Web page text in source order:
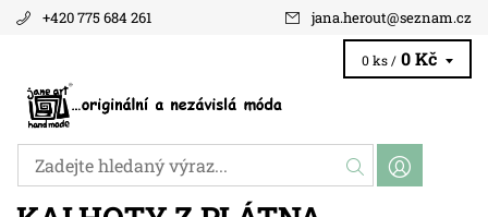
+420 775 684 261 jana.herout@seznam.cz
0 ks / 0 Kč